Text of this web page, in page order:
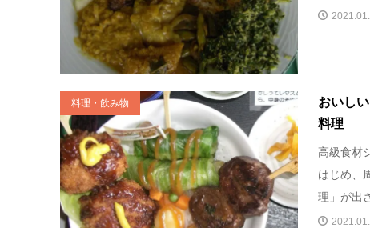
料理・飲み物
おいし
料理
高級食材
はじめ、
理」が出